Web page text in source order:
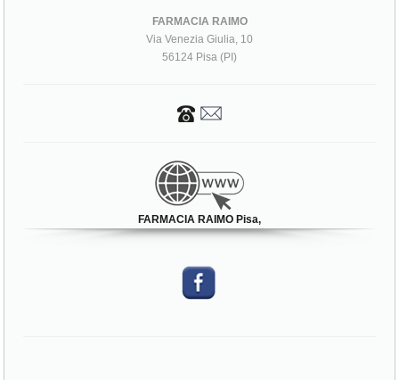
FARMACIA RAIMO
Via Venezia Giulia, 10
56124 Pisa (PI)
FARMACIA RAIMO Pisa,